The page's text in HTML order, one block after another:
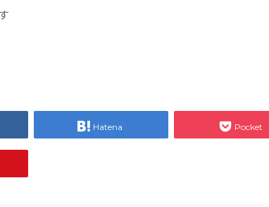
Hatena Pocket